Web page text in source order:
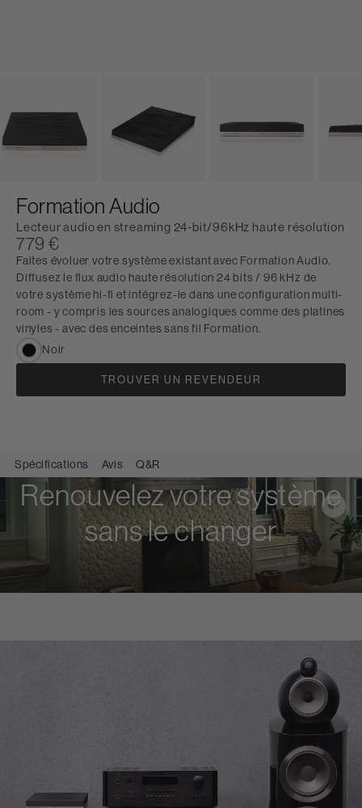
Formation Audio
Lecteur audio en streaming 24-bit/96kHz haute résolution
779 €
Faites évoluer votre système existant avec Formation Audio.
Diffusez le flux audio haute résolution 24 bits / 96 kHz de
votre système hi-fi et intégrez-le dans une configuration multi-
room - y compris les sources analogiques comme des platines
vinyles - avec des enceintes sans fil Formation.
Noir
TROUVER UN REVENDEUR
Spécifications Avis Q&R
Renouvelez votre système
sans le changer